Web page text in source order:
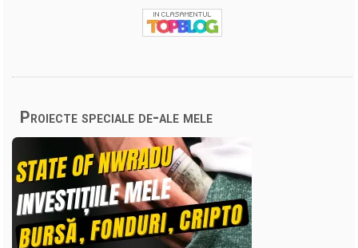
Proiecte speciale de-ale mele